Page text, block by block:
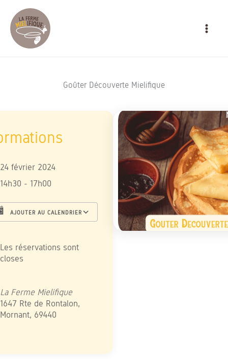
contenu
Goûter Découverte Mielifique
24 février 2024
14h30 - 17h00
AJOUTER AU CALENDRIER
Outlook Live
Les réservations sont
closes
La Ferme Mielifique
1647 Rte de Rontalon,
Mornant, 69440